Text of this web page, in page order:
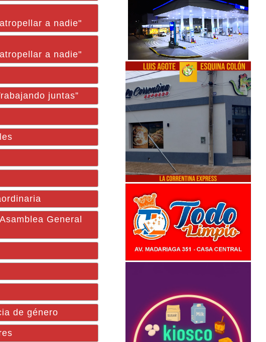
a nadie"
a nadie"
juntas”
General
de género